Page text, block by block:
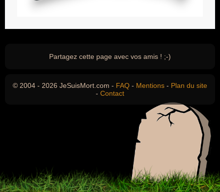
Partagez cette page avec vos amis ! ;-)
© 2004 - 2026 JeSuisMort.com - FAQ - Mentions - Plan du site
- Contact